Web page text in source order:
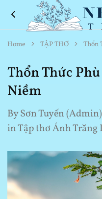
Nhất
Lang
Quán
Thơ
Hay
Cuộc
Sống
Home TẬP THƠ Thổn
Thổn Thức
Niềm
BySơn Tuyến (Admin)
inTập thơ Ánh Trăng